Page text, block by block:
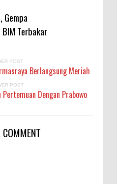
Gempa
Terbakar
POST
Berlangsung Meriah
POST
Dengan Prabowo